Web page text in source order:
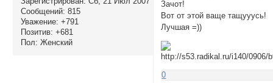
Сообщений: 815
Уважение: +791
Позитив: +681
Пол: Женский
Зачот!
Вот от этой ваще тащууусь!
Лучшая =))
0